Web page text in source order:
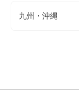
九州・沖縄